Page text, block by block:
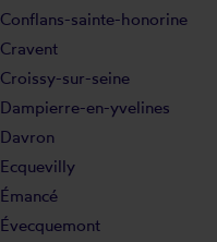
Conflans-sainte-honorine
Cravent
Croissy-sur-seine
Dampierre-en-yvelines
Davron
Ecquevilly
Émancé
Évecquemont